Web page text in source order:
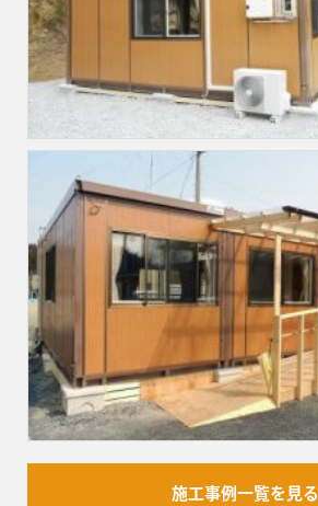
施工事例一覧を見る